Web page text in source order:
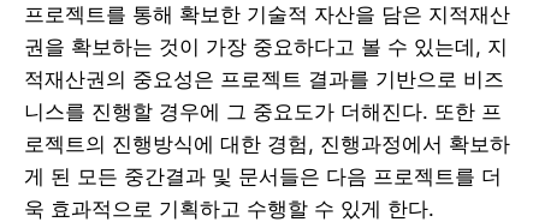
프로젝트를 통해 확보한 기술적 자산을 담은 지적재산
권을 확보하는 것이 가장 중요하다고 볼 수 있는데, 지
적재산권의 중요성은 프로젝트 결과를 기반으로 비즈
니스를 진행할 경우에 그 중요도가 더해진다. 또한 프
로젝트의 진행방식에 대한 경험, 진행과정에서 확보하
게 된 모든 중간결과 및 문서들은 다음 프로젝트를 더
욱 효과적으로 기획하고 수행할 수 있게 한다.